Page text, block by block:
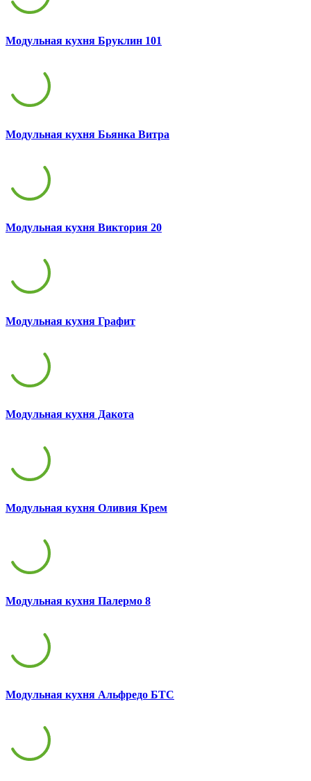
Модульная кухня Бруклин 101
Модульная кухня Бьянка Витра
Модульная кухня Виктория 20
Модульная кухня Графит
Модульная кухня Дакота
Модульная кухня Оливия Крем
Модульная кухня Палермо 8
Модульная кухня Альфредо БТС